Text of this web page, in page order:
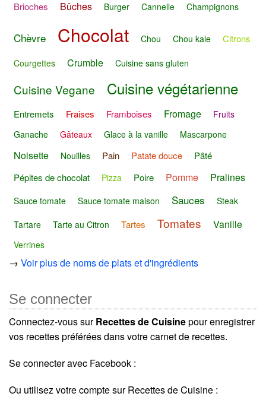
Brioches
Bûches Burger Cannelle Champignons
Chèvre Chocolat Chou Chou kale Citrons
Courgettes Crumble Cuisine sans gluten
Cuisine Vegane Cuisine végétarienne
Entremets Fraises Framboises Fromage
Fruits
Ganache
Gâteaux Glace à la vanille Mascarpone
Noisette Nouilles Pain Patate douce
Pâté
Pépites de chocolat
Pizza Poire Pomme Pralines
Sauce tomate Sauce tomate maison Sauces
Steak
Tartare
Tarte au Citron Tartes Tomates Vanille
Verrines
→ Voir plus de noms de plats et d'ingrédients
Se connecter
Connectez-vous surRecettes de Cuisinepour enregistrer
vos recettes préférées dans votre carnet de recettes.
Se connecter avec Facebook :
Ou utilisez votre compte sur Recettes de Cuisine :